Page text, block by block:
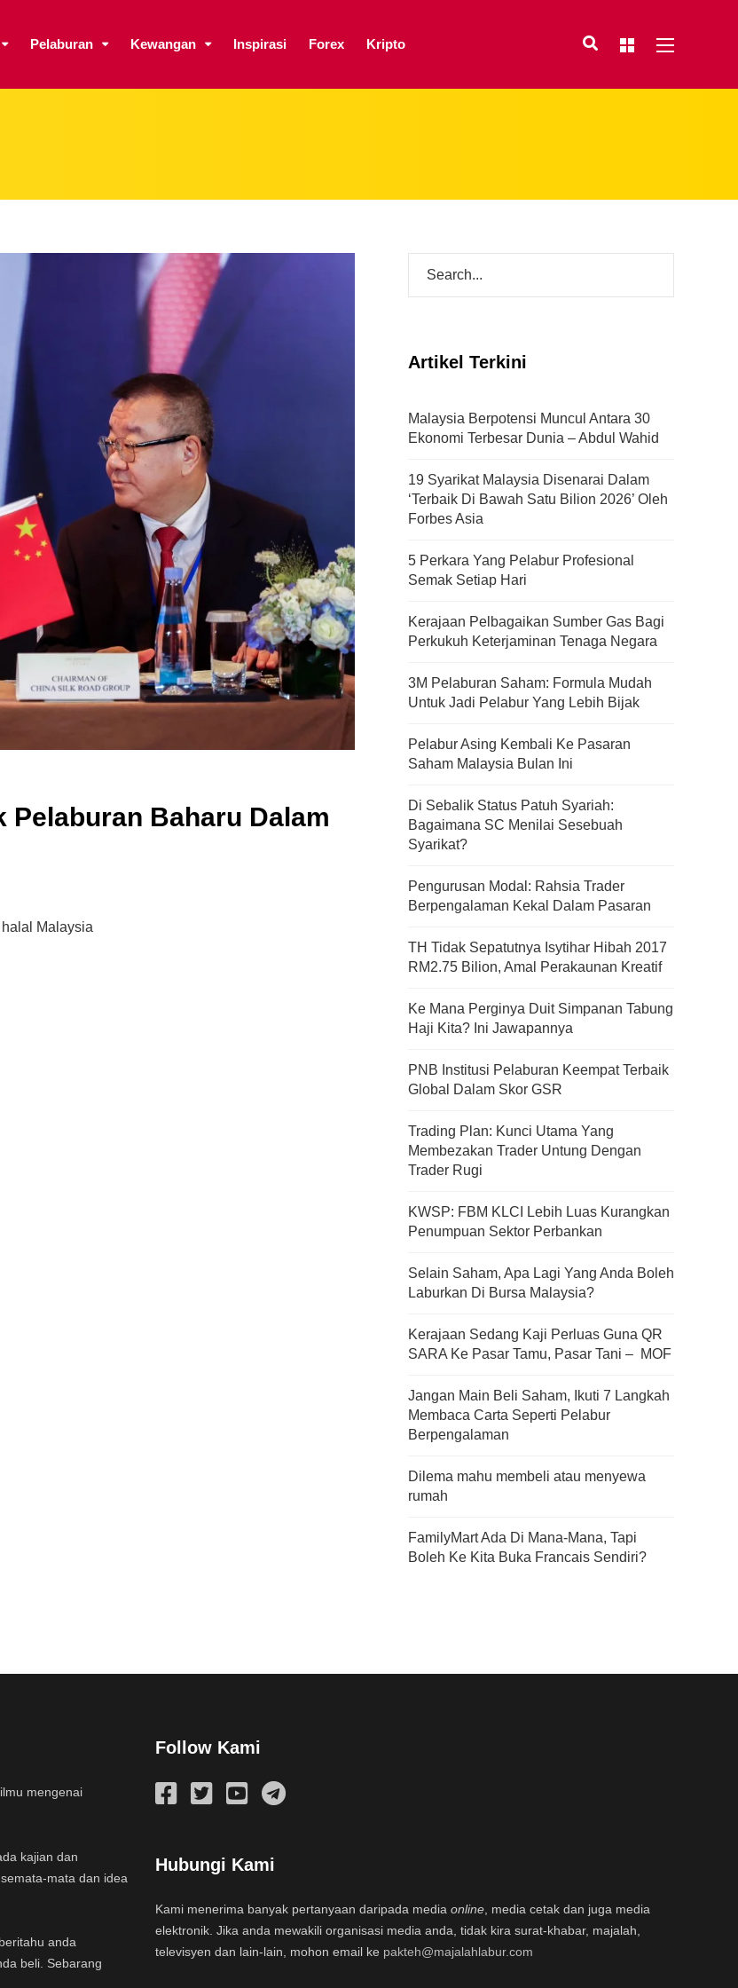
Pelaburan Kewangan Inspirasi Forex Kripto
Pelaburan Baharu Dalam
Malaysia
Artikel Terkini
Malaysia Berpotensi Muncul Antara 30
Ekonomi Terbesar Dunia – Abdul Wahid
19 Syarikat Malaysia Disenarai Dalam
‘Terbaik Di Bawah Satu Bilion 2026’ Oleh
Forbes Asia
5 Perkara Yang Pelabur Profesional
Semak Setiap Hari
Kerajaan Pelbagaikan Sumber Gas Bagi
Perkukuh Keterjaminan Tenaga Negara
3M Pelaburan Saham: Formula Mudah
Untuk Jadi Pelabur Yang Lebih Bijak
Pelabur Asing Kembali Ke Pasaran
Saham Malaysia Bulan Ini
Di Sebalik Status Patuh Syariah:
Bagaimana SC Menilai Sesebuah
Syarikat?
Pengurusan Modal: Rahsia Trader
Berpengalaman Kekal Dalam Pasaran
TH Tidak Sepatutnya Isytihar Hibah 2017
RM2.75 Bilion, Amal Perakaunan Kreatif
Ke Mana Perginya Duit Simpanan Tabung
Haji Kita? Ini Jawapannya
PNB Institusi Pelaburan Keempat Terbaik
Global Dalam Skor GSR
Trading Plan: Kunci Utama Yang
Membezakan Trader Untung Dengan
Trader Rugi
KWSP: FBM KLCI Lebih Luas Kurangkan
Penumpuan Sektor Perbankan
Selain Saham, Apa Lagi Yang Anda Boleh
Laburkan Di Bursa Malaysia?
Kerajaan Sedang Kaji Perluas Guna QR
SARA Ke Pasar Tamu, Pasar Tani – MOF
Jangan Main Beli Saham, Ikuti 7 Langkah
Membaca Carta Seperti Pelabur
Berpengalaman
Dilema mahu membeli atau menyewa
rumah
FamilyMart Ada Di Mana-Mana, Tapi
Boleh Ke Kita Buka Francais Sendiri?
mengenai
kajian dan
mata dan idea
anda
beli. Sebarang
Follow Kami
Hubungi Kami
Kami menerima banyak pertanyaan daripada media online , media cetak dan juga media
elektronik. Jika anda mewakili organisasi media anda, tidak kira surat-khabar, majalah,
televisyen dan lain-lain, mohon email ke pakteh@majalahlabur.com
Kenali Franchisee Disebalik
Family Mart
Yang Selalu Sifu Saham Sebut
Tu?